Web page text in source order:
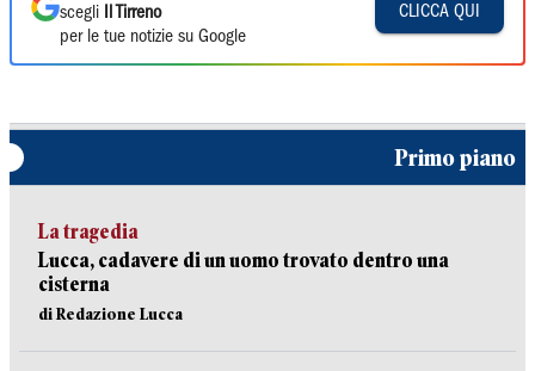
scegli
Il Tirreno
per le tue notizie su Google
CLICCA QUI
Primo piano
La tragedia
Lucca, cadavere di un uomo trovato dentro una
cisterna
di Redazione Lucca